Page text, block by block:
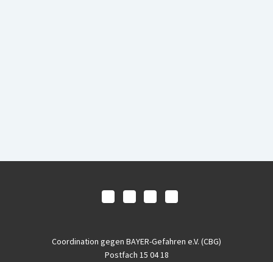
Coordination gegen BAYER-Gefahren e.V. (CBG)
Postfach 15 04 18